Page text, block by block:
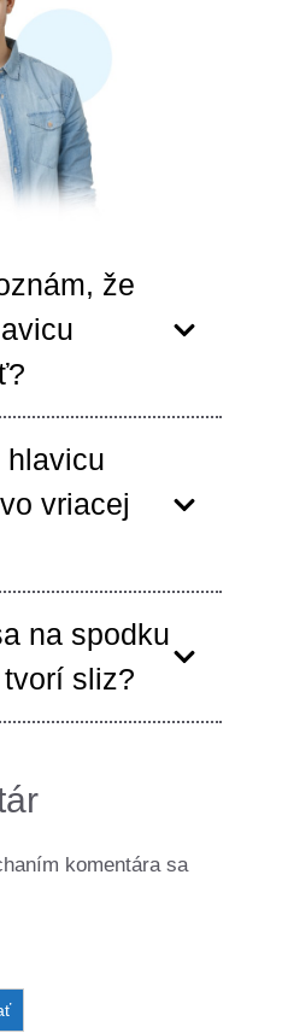
že
hlavicu
vriacej
na spodku
sliz?
komentára sa